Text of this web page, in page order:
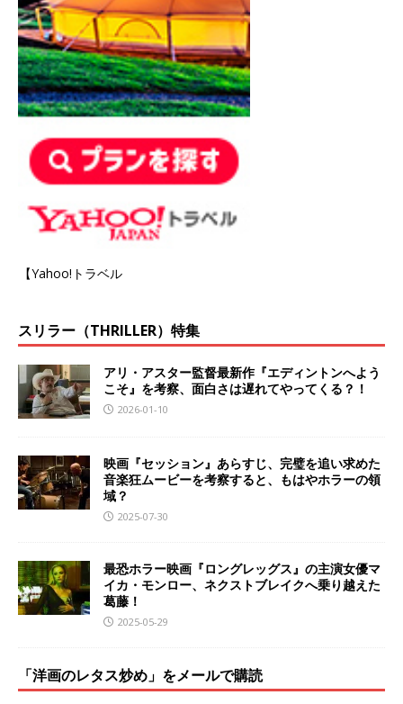
【Yahoo!トラベル
スリラー（THRILLER）特集
アリ・アスター監督最新作『エディントンへよう
こそ』を考察、面白さは遅れてやってくる？！
2026-01-10
映画『セッション』あらすじ、完璧を追い求めた
音楽狂ムービーを考察すると、もはやホラーの領
域？
2025-07-30
最恐ホラー映画『ロングレッグス』の主演女優マ
イカ・モンロー、ネクストブレイクへ乗り越えた
葛藤！
2025-05-29
「洋画のレタス炒め」をメールで購読